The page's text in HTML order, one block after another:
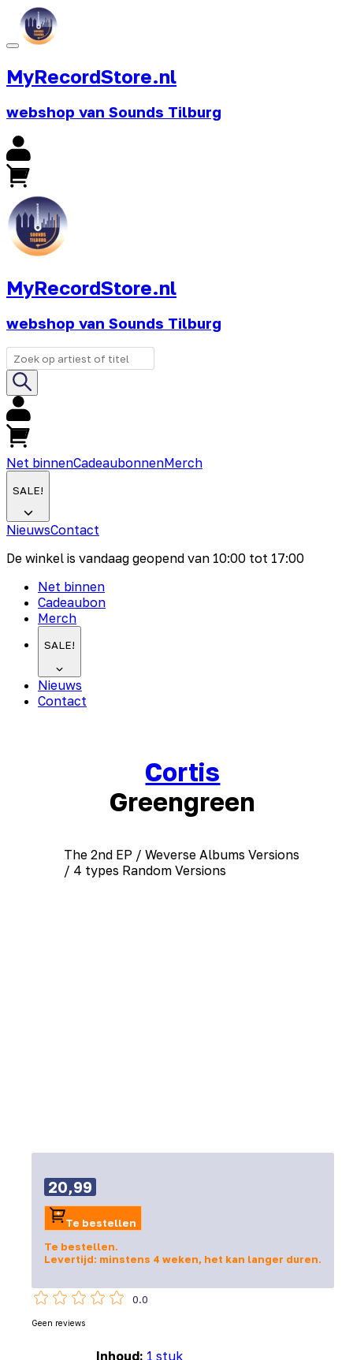
MyRecordStore.nl
webshop van Sounds Tilburg
MyRecordStore.nl
webshop van Sounds Tilburg
Net binnenCadeaubonnenMerch
SALE!
NieuwsContact
De winkel is vandaag geopend van 10:00 tot 17:00
Net binnen
Cadeaubon
Merch
SALE!
Nieuws
Contact
Cortis
Greengreen
The 2nd EP / Weverse Albums Versions
/ 4 types Random Versions
Inhoud: 1 stuk
20,99
Te bestellen
Te bestellen.
Levertijd: minstens 4 weken, het kan langer duren.
0.0
Geen reviews